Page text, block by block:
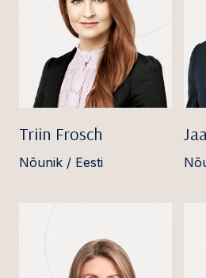
Triin Frosch
Nõunik / Eesti